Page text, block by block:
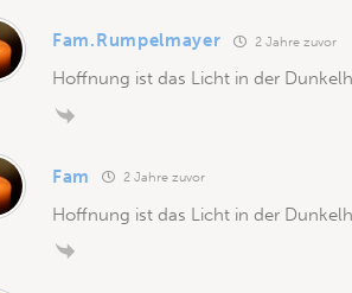
Fam.Rumpelmayer 2 Jahre zuvor
Hoffnung ist das Licht in der
Fam 2 Jahre zuvor
Hoffnung ist das Licht in der